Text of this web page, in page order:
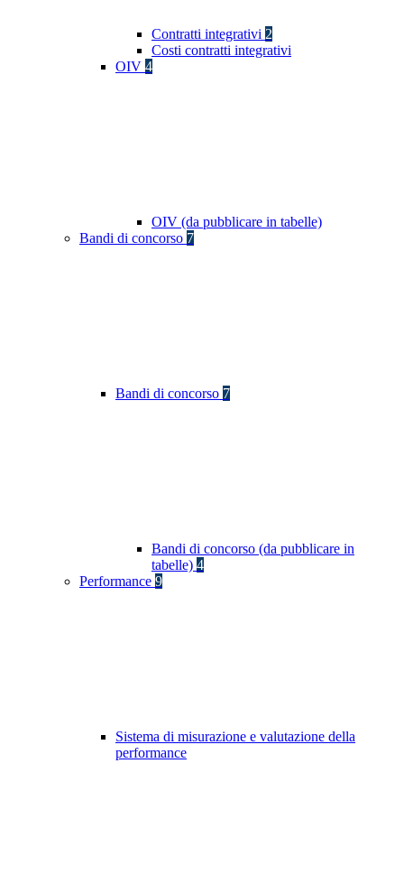
Contratti integrativi 2
Costi contratti integrativi
OIV 4
OIV (da pubblicare in tabelle)
Bandi di concorso 7
Bandi di concorso 7
Bandi di concorso (da pubblicare in
tabelle) 4
Performance 9
Sistema di misurazione e valutazione della
performance